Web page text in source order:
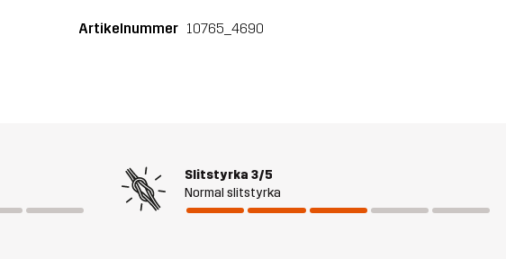
Artikelnummer 10765_4690
Slitstyrka 3/5
Normal slitstyrka